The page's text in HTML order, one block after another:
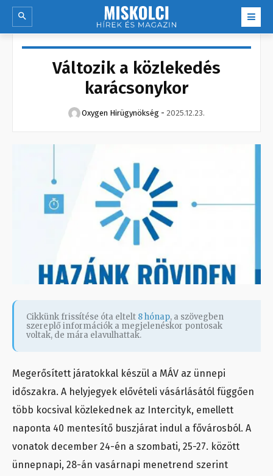
Változik a közlekedés
karácsonykor
Oxygen Hirügynökség - 2025.12.23.
Cikkünk frissítése óta eltelt 8 hónap, a szövegben
szereplő információk a megjelenéskor pontosak
voltak, de mára elavulhattak.
Megerősített járatokkal készül a MÁV az ünnepi
időszakra. A helyjegyek elővételi vásárlásától függően
több kocsival közlekednek az Intercityk, emellett
naponta 40 mentesítő buszjárat indul a fővárosból. A
vonatok december 24-én a szombati, 25-27. között
ünnepnapi, 28-án vasárnapi menetrend szerint